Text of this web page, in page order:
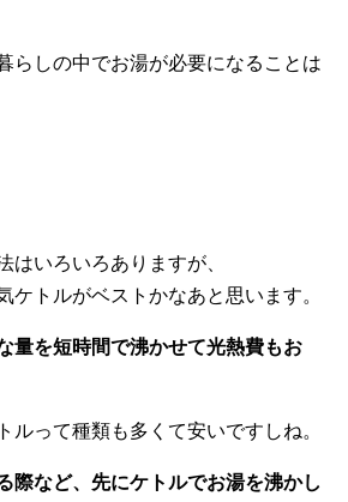
らしの中でお湯が必要になることは
はいろいろありますが、
ケトルがベストかなあと思います。
量を短時間で沸かせて光熱費もお
ルって種類も多くて安いですしね。
際など、先にケトルでお湯を沸かし